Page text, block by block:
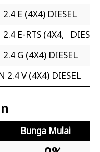
E (4X4) DIESEL
E-RTS (4X4, DIESEL
G (4X4) DIESEL
2.4 V (4X4) DIESEL
Bunga Mulai